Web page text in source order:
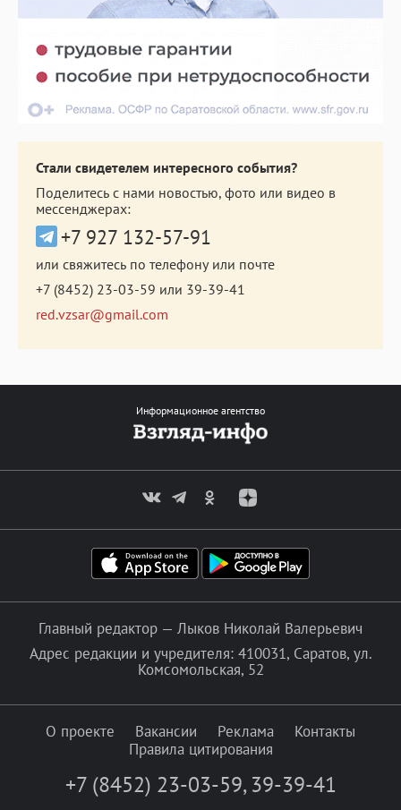
Стали свидетелем интересного события?
Поделитесь с нами новостью, фото или видео в
мессенджерах:
+7 927 132-57-91
или свяжитесь по телефону или почте
+7 (8452) 23-03-59 или 39-39-41
red.vzsar@gmail.com
Информационное агентство
Главный редактор — Лыков Николай Валерьевич
Адрес редакции и учредителя: 410031, Саратов, ул.
Комсомольская, 52
О проекте Вакансии Реклама
Контакты
Правила цитирования
+7 (8452) 23-03-59, 39-39-41